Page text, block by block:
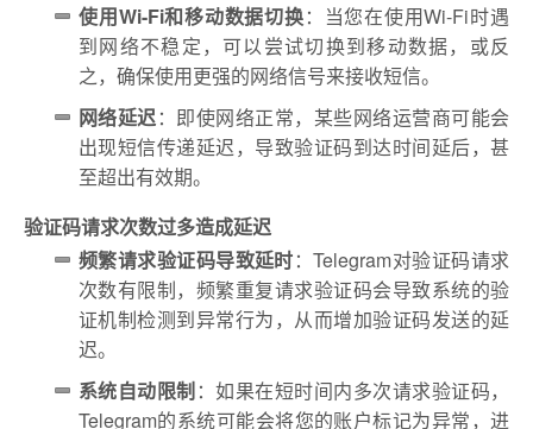
使用Wi-Fi和移动数据切换：当您在使用Wi-Fi时遇
到网络不稳定，可以尝试切换到移动数据，或反
之，确保使用更强的网络信号来接收短信。
网络延迟：即使网络正常，某些网络运营商可能会
出现短信传递延迟，导致验证码到达时间延后，甚
至超出有效期。
验证码请求次数过多造成延迟
频繁请求验证码导致延时：Telegram对验证码请求
次数有限制，频繁重复请求验证码会导致系统的验
证机制检测到异常行为，从而增加验证码发送的延
迟。
系统自动限制：如果在短时间内多次请求验证码，
Telegram的系统可能会将您的账户标记为异常，进